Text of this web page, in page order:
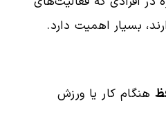
بسیار اهمیت دارد.
هنگام کار یا ورزش